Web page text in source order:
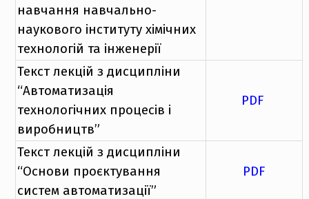
навчання навчально-
наукового інституту хімічних
технологій та інженерії
Текст лекцій з дисципліни
“Автоматизація
технологічних процесів і
виробництв”
PDF
Текст лекцій з дисципліни
“Основи проєктування
систем автоматизації”
PDF